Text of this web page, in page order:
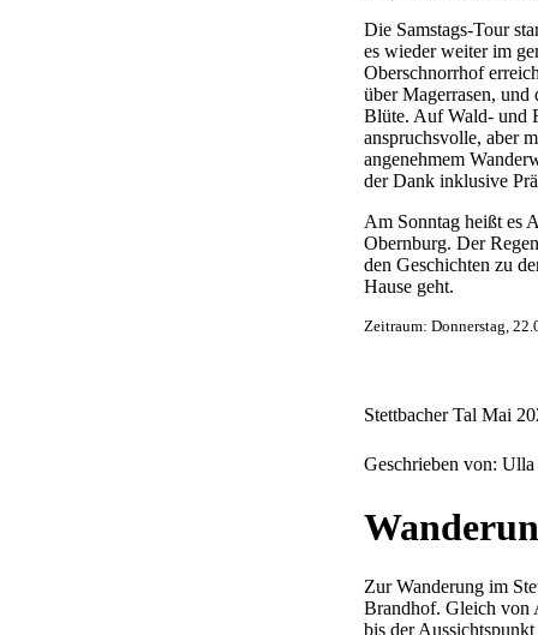
Die Samstags-Tour
es wieder weiter im
Oberschnorrhof
über Magerrasen,
Blüte. Auf Wald- und
anspruchsvolle, aber
angenehmem
der Dank inklusive
Am Sonntag heißt es
Obernburg. Der
den Geschichten zu
Hause geht.
Zeitraum: Donnerstag,
Stettbacher Tal Mai
Geschrieben von:
Zur Wanderung im
Brandhof. Gleich von
bis der